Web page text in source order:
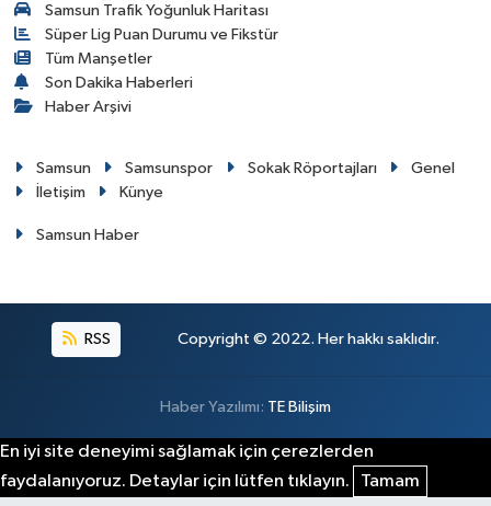
Samsun Trafik Yoğunluk Haritası
Süper Lig Puan Durumu ve Fikstür
Tüm Manşetler
Son Dakika Haberleri
Haber Arşivi
Samsun Samsunspor Sokak Röportajları
Genel
İletişim
Künye
Samsun Haber
RSS Copyright © 2022. Her hakkı saklıdır.
Haber Yazılımı: TE Bilişim
En iyi site deneyimi sağlamak için çerezlerden
faydalanıyoruz. Detaylar için lütfen tıklayın.
Tamam